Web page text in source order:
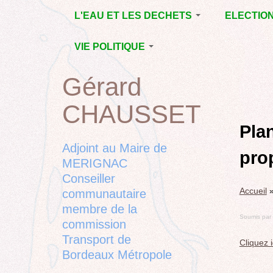
L'EAU ET LES DECHETS
ECONOMIE D’EAU,
SAGE, SÉCHERESSE
LA GESTION DES
DECHETS
CONTRAT DE L'EAU,
POLLUTIONS
RUBRIQUE
CHANTIER
VIE POLITIQUE
L’ACTION POLITIQUE À
MÉRIGNAC
BORDEAUX
METROPOLE
EMPLOI, SOLIDARITES
ELECTIONS,
RUBRIQUES
DIVERSES, PETITES
PHRASES..
to
top
Accueil
Soumis par
Cliquez
Back
to
top
Gérard
CHAUSSET
Adjoint au Maire de
MERIGNAC
Conseiller
communautaire
membre de la
commission
Transport de
Bordeaux Métropole